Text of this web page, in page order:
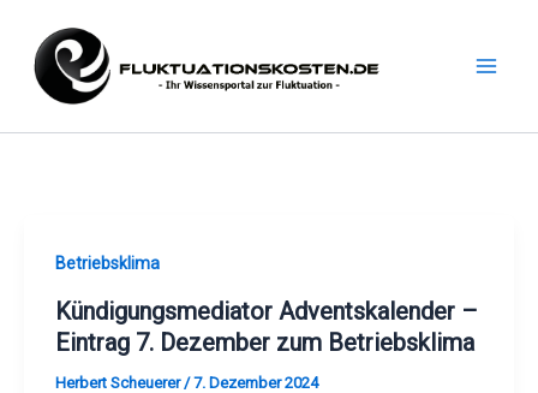
Inhalt
springen
Betriebsklima
Kündigungsmediator Adventskalender –
Eintrag 7. Dezember zum Betriebsklima
Herbert Scheuerer /7. Dezember 2024